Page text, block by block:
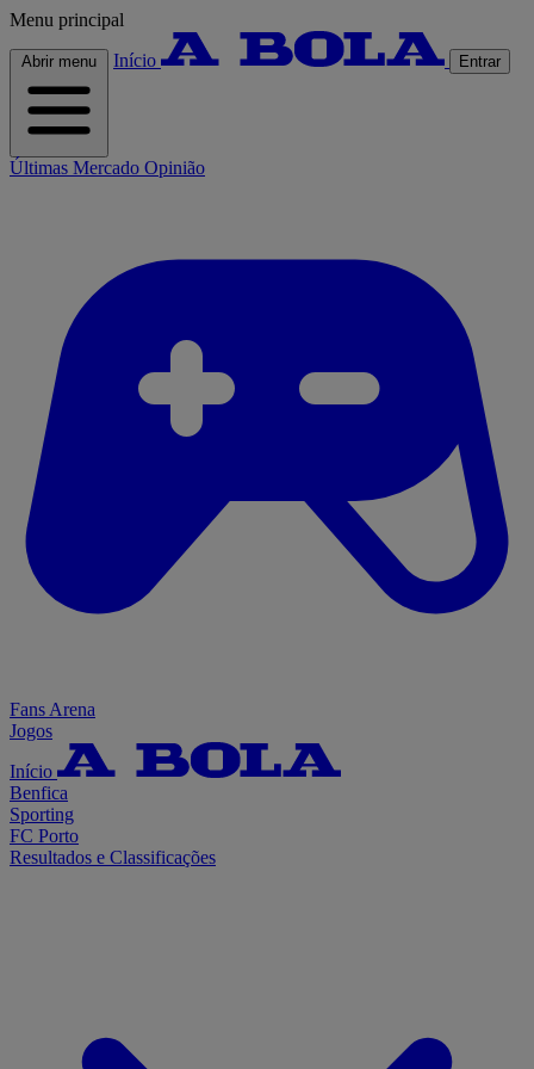
Menu principal
Abrir menu Início Entrar
Últimas Mercado Opinião
Fans Arena
Jogos
Início
Benfica
Sporting
FC Porto
Resultados e Classificações